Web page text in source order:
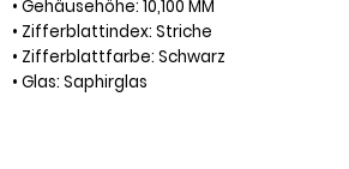
• Gehäusehöhe: 10,100 MM
• Zifferblattindex: Striche
• Zifferblattfarbe: Schwarz
• Glas: Saphirglas